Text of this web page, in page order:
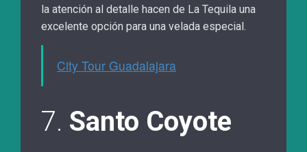
la atención al detalle hacen de La Tequila una
excelente opción para una velada especial.
City Tour Guadalajara
7. Santo Coyote